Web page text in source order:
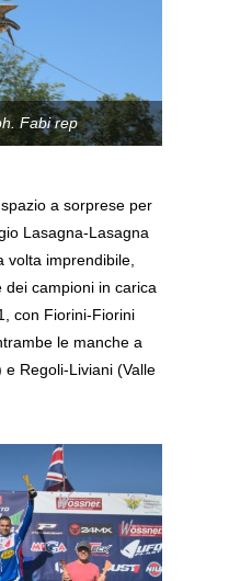
Fabi rep
a sorprese per
Lasagna-Lasagna
volta imprendibile,
dei campioni in carica
con Fiorini-Fiorini
le manche a
Regoli-Liviani (Valle